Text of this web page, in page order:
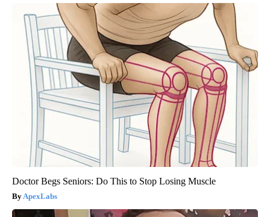
Doctor Begs Seniors: Do This to Stop Losing Muscle
ApexLabs